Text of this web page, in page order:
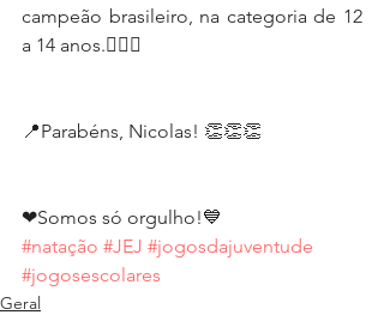
campeão brasileiro, na categoria de 12
a 14 anos.🏊‍♂️🥈
📍Parabéns, Nicolas! 👏👏👏
❤Somos só orgulho!💙
#natação #JEJ #jogosdajuventude
#jogosescolares
Geral